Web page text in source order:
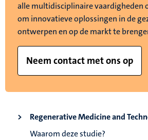
alle multidisciplinaire vaardigheden
om innovatieve oplossingen in de
ontwerpen en op de markt te
Neem contact met ons op
Regenerative Medicine and
Waarom deze studie?